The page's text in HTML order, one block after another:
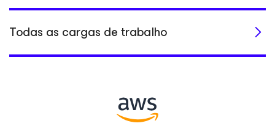
Todas as cargas de trabalho